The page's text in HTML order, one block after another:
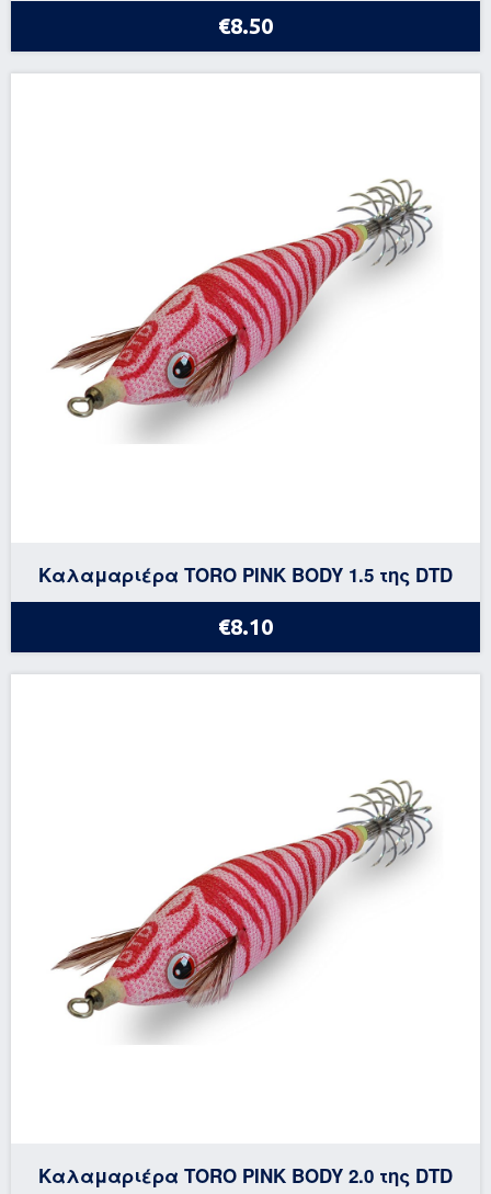
€8.50
Καλαμαριέρα TORO PINK BODY 1.5 της DTD
€8.10
Καλαμαριέρα TORO PINK BODY 2.0 της DTD